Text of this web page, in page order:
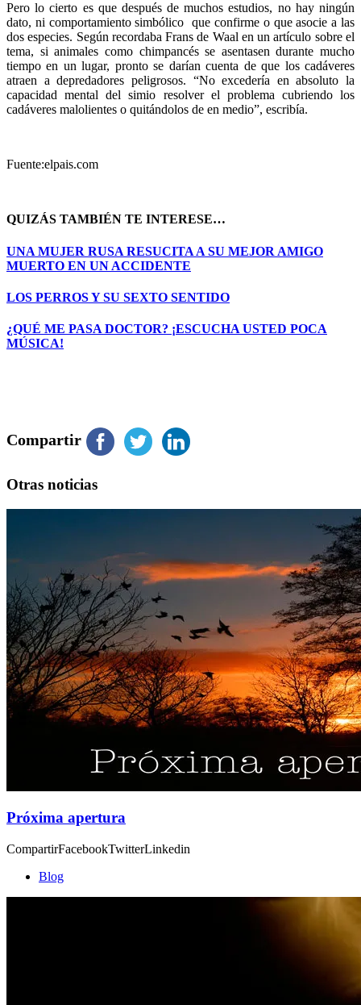
Pero lo cierto es que después de muchos estudios, no hay ningún
dato, ni comportamiento simbólico que confirme o que asocie a las
dos especies. Según recordaba Frans de Waal en un artículo sobre el
tema, si animales como chimpancés se asentasen durante mucho
tiempo en un lugar, pronto se darían cuenta de que los cadáveres
atraen a depredadores peligrosos. “No excedería en absoluto la
capacidad mental del simio resolver el problema cubriendo los
cadáveres malolientes o quitándolos de en medio”, escribía.
Fuente:elpais.com
QUIZÁS TAMBIÉN TE INTERESE…
UNA MUJER RUSA RESUCITA A SU MEJOR AMIGO
MUERTO EN UN ACCIDENTE
LOS PERROS Y SU SEXTO SENTIDO
¿QUÉ ME PASA DOCTOR? ¡ESCUCHA USTED POCA
MÚSICA!
Compartir
Otras noticias
Próxima apertura
CompartirFacebookTwitterLinkedin
Blog